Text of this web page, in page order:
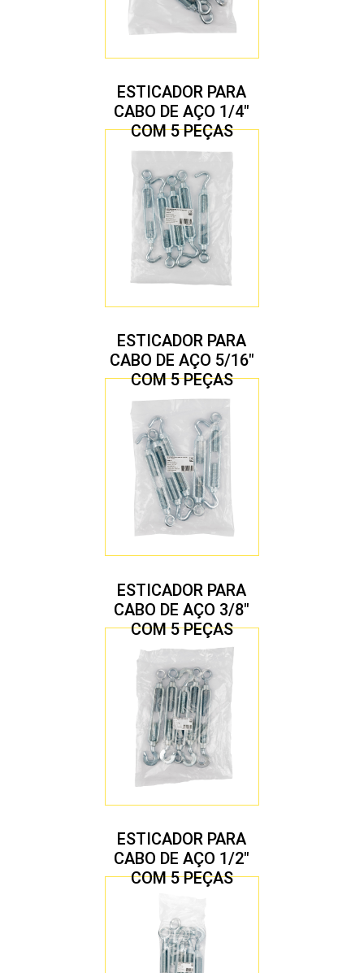
ESTICADOR PARA
CABO DE AÇO 1/4″
COM 5 PEÇAS
ESTICADOR PARA
CABO DE AÇO 5/16″
COM 5 PEÇAS
ESTICADOR PARA
CABO DE AÇO 3/8″
COM 5 PEÇAS
ESTICADOR PARA
CABO DE AÇO 1/2″
COM 5 PEÇAS